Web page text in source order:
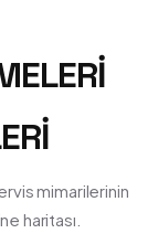
mimarilerinin
haritası.